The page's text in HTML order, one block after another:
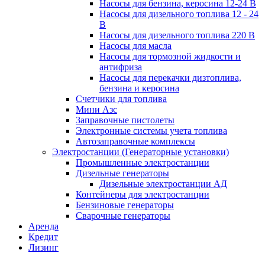
Насосы для бензина, керосина 12-24 В
Насосы для дизельного топлива 12 - 24
В
Насосы для дизельного топлива 220 В
Насосы для масла
Насосы для тормозной жидкости и
антифриза
Насосы для перекачки дизтоплива,
бензина и керосина
Счетчики для топлива
Мини Азс
Заправочные пистолеты
Электронные системы учета топлива
Автозаправочные комплексы
Электростанции (Генераторные установки)
Промышленные электростанции
Дизельные генераторы
Дизельные электростанции АД
Контейнеры для электростанции
Бензиновые генераторы
Сварочные генераторы
Аренда
Кредит
Лизинг